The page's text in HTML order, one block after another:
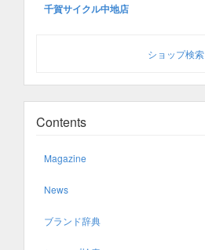
千賀サイクル中地店
ショップ検索
Contents
Magazine
News
ブランド辞典